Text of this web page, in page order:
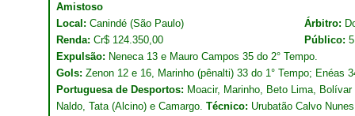
Amistoso
Local: Canindé (São Paulo) Árbitro:
Renda: Cr$ 124.350,00 Público:
Expulsão: Neneca 13 e Mauro Campos 35 do 2° Tempo.
Gols: Zenon 12 e 16, Marinho (pênalti) 33 do 1° Tempo; Enéas
Portuguesa de Desportos: Moacir, Marinho, Beto Lima,
Naldo, Tata (Alcino) e Camargo. Técnico: Urubatão Calvo